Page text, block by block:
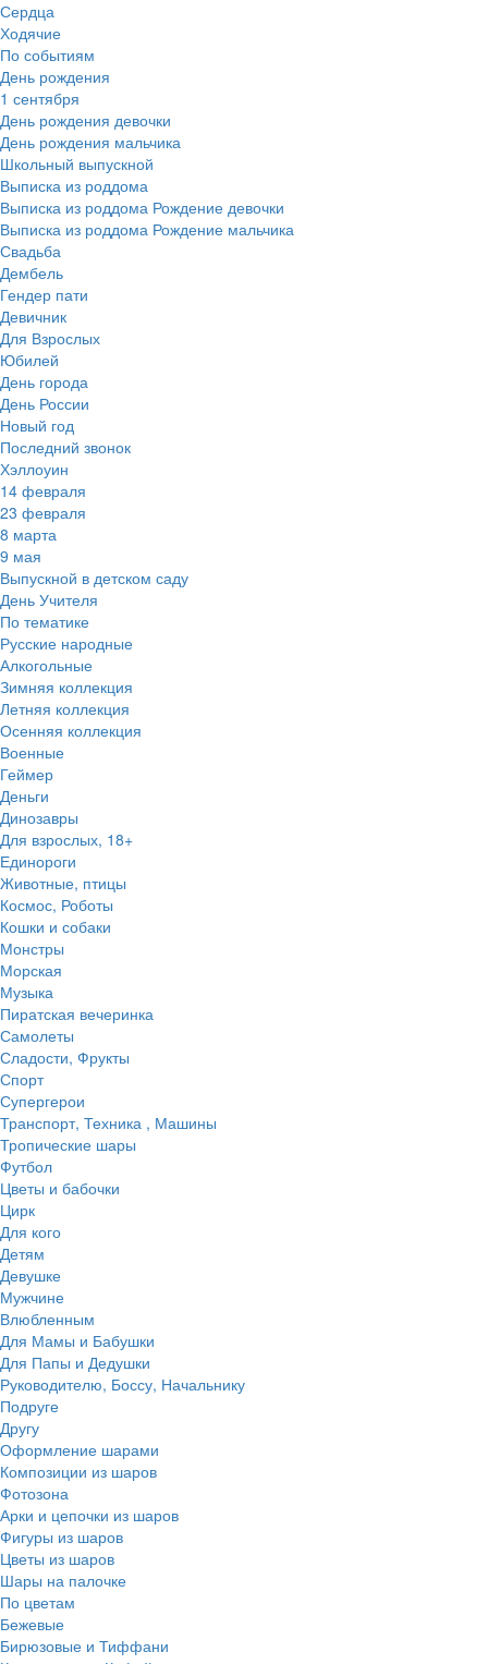
Сердца
Ходячие
По событиям
День рождения
1 сентября
День рождения девочки
День рождения мальчика
Школьный выпускной
Выписка из роддома
Выписка из роддома Рождение девочки
Выписка из роддома Рождение мальчика
Свадьба
Дембель
Гендер пати
Девичник
Для Взрослых
Юбилей
День города
День России
Новый год
Последний звонок
Хэллоуин
14 февраля
23 февраля
8 марта
9 мая
Выпускной в детском саду
День Учителя
По тематике
Русские народные
Алкогольные
Зимняя коллекция
Летняя коллекция
Осенняя коллекция
Военные
Геймер
Деньги
Динозавры
Для взрослых, 18+
Единороги
Животные, птицы
Космос, Роботы
Кошки и собаки
Монстры
Морская
Музыка
Пиратская вечеринка
Самолеты
Сладости, Фрукты
Спорт
Супергерои
Транспорт, Техника , Машины
Тропические шары
Футбол
Цветы и бабочки
Цирк
Для кого
Детям
Девушке
Мужчине
Влюбленным
Для Мамы и Бабушки
Для Папы и Дедушки
Руководителю, Боссу, Начальнику
Подруге
Другу
Оформление шарами
Композиции из шаров
Фотозона
Арки и цепочки из шаров
Фигуры из шаров
Цветы из шаров
Шары на палочке
По цветам
Бежевые
Бирюзовые и Тиффани